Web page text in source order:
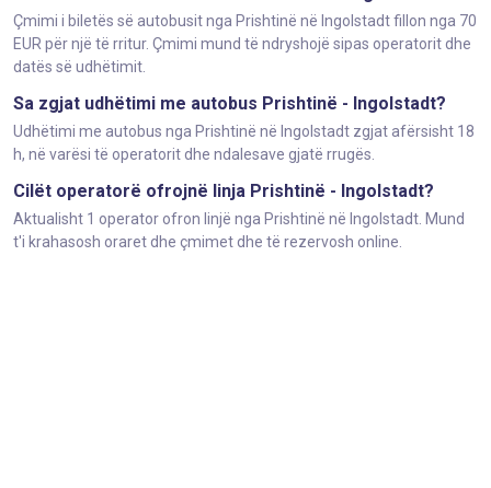
Çmimi i biletës së autobusit nga Prishtinë në Ingolstadt fillon nga 70
EUR për një të rritur. Çmimi mund të ndryshojë sipas operatorit dhe
datës së udhëtimit.
Sa zgjat udhëtimi me autobus Prishtinë - Ingolstadt?
Udhëtimi me autobus nga Prishtinë në Ingolstadt zgjat afërsisht 18
h, në varësi të operatorit dhe ndalesave gjatë rrugës.
Cilët operatorë ofrojnë linja Prishtinë - Ingolstadt?
Aktualisht 1 operator ofron linjë nga Prishtinë në Ingolstadt. Mund
t'i krahasosh oraret dhe çmimet dhe të rezervosh online.